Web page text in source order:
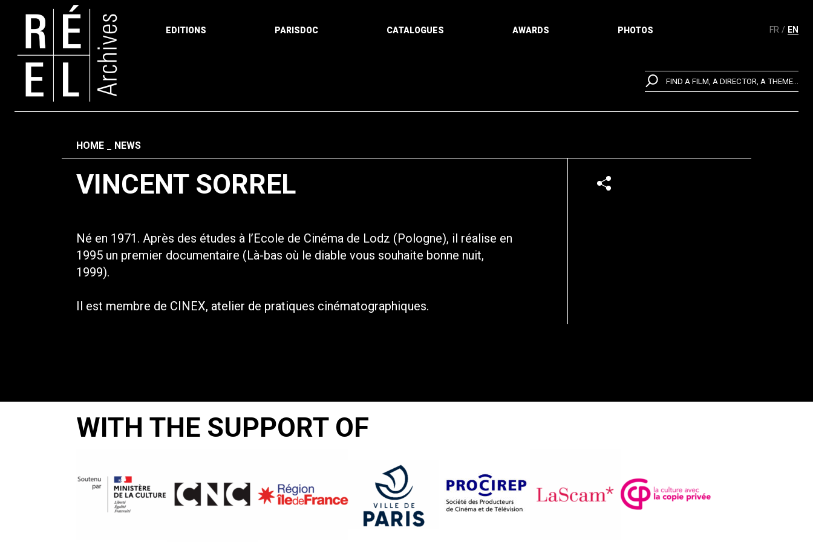
FR EN
EDITIONS PARISDOC CATALOGUES AWARDS PHOTOS
FIND A FILM, A DIRECTOR, A THEME...
Fil d'ariane
HOME NEWS
VINCENT SORREL
Né en 1971. Après des études à l’Ecole de Cinéma de Lodz (Pologne), il réalise en
1995 un premier documentaire (Là-bas où le diable vous souhaite bonne nuit,
1999).
Il est membre de CINEX, atelier de pratiques cinématographiques.
WITH THE SUPPORT OF